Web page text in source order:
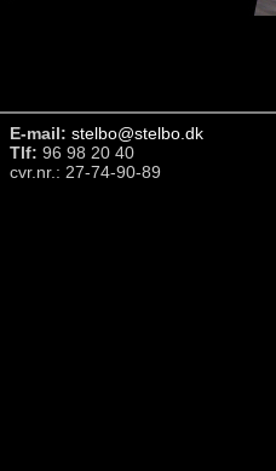
E-mail: stelbo@stelbo.dk
Tlf: 96 98 20 40
cvr.nr.: 27-74-90-89